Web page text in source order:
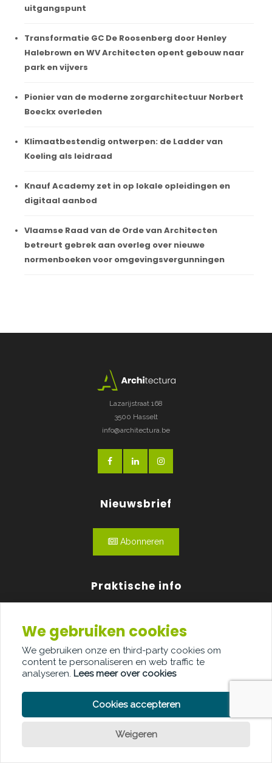
uitgangspunt
Transformatie GC De Roosenberg door Henley
Halebrown en WV Architecten opent gebouw naar
park en vijvers
Pionier van de moderne zorgarchitectuur Norbert
Boeckx overleden
Klimaatbestendig ontwerpen: de Ladder van
Koeling als leidraad
Knauf Academy zet in op lokale opleidingen en
digitaal aanbod
Vlaamse Raad van de Orde van Architecten
betreurt gebrek aan overleg over nieuwe
normenboeken voor omgevingsvergunningen
Lazarijstraat 168
3500 Hasselt
info@architectura.be
Nieuwsbrief
Abonneren
Praktische info
Over ons
Adverteren
Contact
We gebruiken cookies
We gebruiken onze en third-party cookies om
content te personaliseren en web traffic te
analyseren. Lees meer over cookies
Cookies accepteren
Weigeren